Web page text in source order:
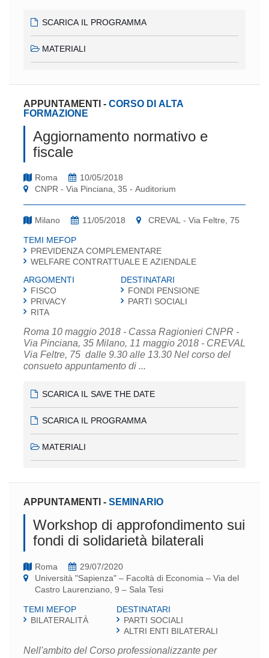
SCARICA IL PROGRAMMA
MATERIALI
APPUNTAMENTI - CORSO DI ALTA
FORMAZIONE
Aggiornamento normativo e
fiscale
Roma
10/05/2018
CNPR - Via Pinciana, 35 - Auditorium
Milano 11/05/2018 CREVAL - Via Feltre, 75
TEMI MEFOP
PREVIDENZA COMPLEMENTARE
WELFARE CONTRATTUALE E AZIENDALE
ARGOMENTI
FISCO
PRIVACY
RITA
DESTINATARI
FONDI PENSIONE
PARTI SOCIALI
Roma 10 maggio 2018 - Cassa Ragionieri CNPR -
Via Pinciana, 35 Milano, 11 maggio 2018 - CREVAL
Via Feltre, 75 dalle 9.30 alle 13.30 Nel corso del
consueto appuntamento di ...
SCARICA IL SAVE THE DATE
SCARICA IL PROGRAMMA
MATERIALI
APPUNTAMENTI - SEMINARIO
Workshop di approfondimento sui
fondi di solidarietà bilaterali
Roma
29/07/2020
Università "Sapienza" – Facoltà di Economia – Via del
Castro Laurenziano, 9 – Sala Tesi
TEMI MEFOP
BILATERALITÀ
DESTINATARI
PARTI SOCIALI
ALTRI ENTI BILATERALI
Nell'ambito del Corso professionalizzante per